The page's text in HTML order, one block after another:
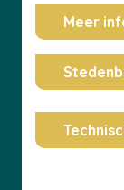
Meer